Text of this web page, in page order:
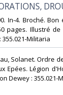
In-4. Broché.
pages. Illustré
Militaria‎
Solanet. Ordre
Epées. Légion
Dewey : 355.021-